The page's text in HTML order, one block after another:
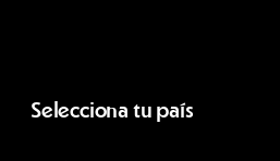
Selecciona tu país